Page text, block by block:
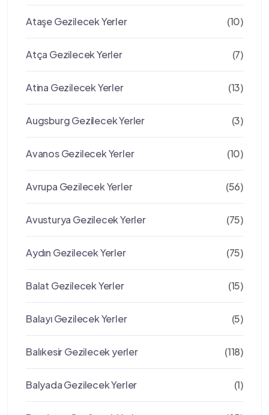
Ataşe Gezilecek Yerler (10)
Atça Gezilecek Yerler (7)
Atina Gezilecek Yerler (13)
Augsburg Gezilecek Yerler (3)
Avanos Gezilecek Yerler (10)
Avrupa Gezilecek Yerler (56)
Avusturya Gezilecek Yerler (75)
Aydın Gezilecek Yerler (75)
Balat Gezilecek Yerler (15)
Balayı Gezilecek Yerler (5)
Balıkesir Gezilecek yerler (118)
Balyada Gezilecek Yerler (1)